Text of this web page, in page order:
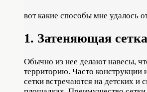
вот какие способы мне удалось
1. Затеняющая сетка
Обычно из нее делают навесы,
территорию. Часто конструкции
сетки встречаются на детских и